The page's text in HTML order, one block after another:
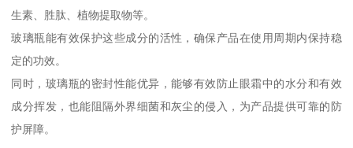
生素、胜肽、植物提取物等。
玻璃瓶能有效保护这些成分的活性，确保产品在使用周期内保持稳
定的功效。
同时，玻璃瓶的密封性能优异，能够有效防止眼霜中的水分和有效
成分挥发，也能阻隔外界细菌和灰尘的侵入，为产品提供可靠的防
护屏障。